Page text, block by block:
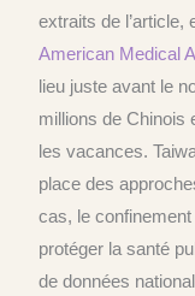
extraits de
American Medical
lieu juste avant le
millions de Chinois
les vacances.
place des
cas, le
protéger la santé
de données